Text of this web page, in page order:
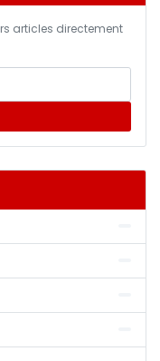
articles directement